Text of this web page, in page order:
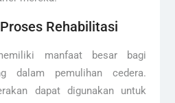
Rehabilitasi
manfaat besar bagi
dalam pemulihan cedera.
dapat digunakan untuk